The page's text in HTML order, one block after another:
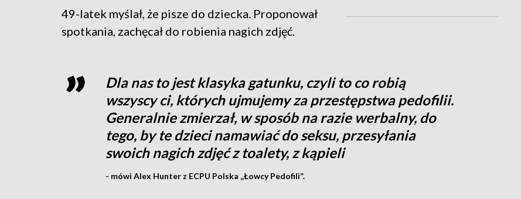
49-latek myślał, że pisze do dziecka. Proponował
spotkania, zachęcał do robienia nagich zdjęć.
Dla nas to jest klasyka gatunku, czyli to co robią
wszyscy ci, których ujmujemy za przestępstwa pedofilii.
Generalnie zmierzał, w sposób na razie werbalny, do
tego, by te dzieci namawiać do seksu, przesyłania
swoich nagich zdjęć z toalety, z kąpieli
- mówi Alex Hunter z ECPU Polska „Łowcy Pedofili”.